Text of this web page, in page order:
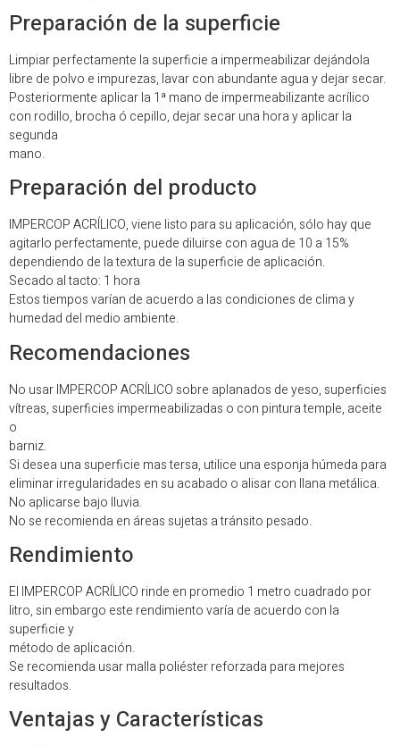
Preparación de la superficie
Limpiar perfectamente la superficie a impermeabilizar dejándola
libre de polvo e impurezas, lavar con abundante agua y dejar secar.
Posteriormente aplicar la 1ª mano de impermeabilizante acrílico
con rodillo, brocha ó cepillo, dejar secar una hora y aplicar la
segunda
mano.
Preparación del producto
IMPERCOP ACRÍLICO, viene listo para su aplicación, sólo hay que
agitarlo perfectamente, puede diluirse con agua de 10 a 15%
dependiendo de la textura de la superficie de aplicación.
Secado al tacto: 1 hora
Estos tiempos varían de acuerdo a las condiciones de clima y
humedad del medio ambiente.
Recomendaciones
No usar IMPERCOP ACRÍLICO sobre aplanados de yeso, superficies
vítreas, superficies impermeabilizadas o con pintura temple, aceite
o
barniz.
Si desea una superficie mas tersa, utilice una esponja húmeda para
eliminar irregularidades en su acabado o alisar con llana metálica.
No aplicarse bajo lluvia.
No se recomienda en áreas sujetas a tránsito pesado.
Rendimiento
El IMPERCOP ACRÍLICO rinde en promedio 1 metro cuadrado por
litro, sin embargo este rendimiento varía de acuerdo con la
superficie y
método de aplicación.
Se recomienda usar malla poliéster reforzada para mejores
resultados.
Ventajas y Características